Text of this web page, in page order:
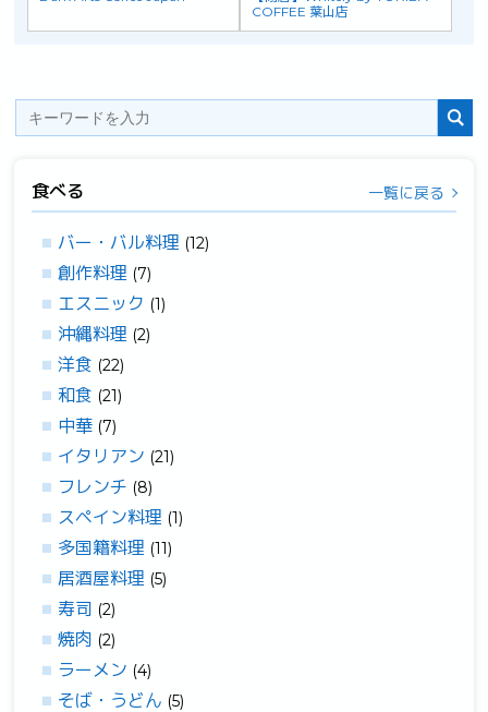
COFFEE 葉山店
食べる 一覧に戻る
バー・バル料理 (12)
創作料理 (7)
エスニック (1)
沖縄料理 (2)
洋食 (22)
和食 (21)
中華 (7)
イタリアン (21)
フレンチ (8)
スペイン料理 (1)
多国籍料理 (11)
居酒屋料理 (5)
寿司 (2)
焼肉 (2)
ラーメン (4)
そば・うどん (5)